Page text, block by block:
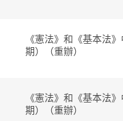
《憲法》和《基本法
期）（重辦）
《憲法》和《基本法
期）（重辦）